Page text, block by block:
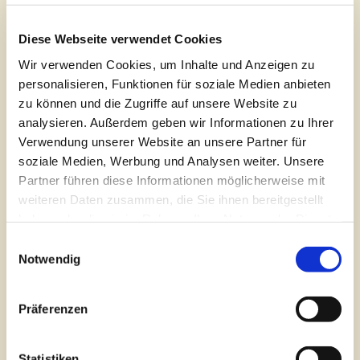
Diese Webseite verwendet Cookies
Wir verwenden Cookies, um Inhalte und Anzeigen zu
personalisieren, Funktionen für soziale Medien anbieten
zu können und die Zugriffe auf unsere Website zu
analysieren. Außerdem geben wir Informationen zu Ihrer
Verwendung unserer Website an unsere Partner für
soziale Medien, Werbung und Analysen weiter. Unsere
Partner führen diese Informationen möglicherweise mit
weiteren Daten zusammen, die Sie ihnen bereitgestellt
Cookies, wenn Sie unsere Webseite weiterhin nutzen.
Notwendig
Präferenzen
war. Heute liest die Rentnerin nicht
nur vor, sondern spielt sie die
Märchen interaktiv mit den
unterschiedlichsten Utensilien. Die
Kinder werden dabei immer in die
Handlungen mit einbezogen. Durch
ihre Auftritte in Sandkrug und
Umgebung ist Marianne Brüning bei
beliebt. Sehen, hören, lernen,